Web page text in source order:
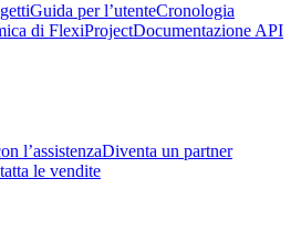
Guida per l’utenteCronologia
di FlexiProjectDocumentazione API
l’assistenzaDiventa un partner
le vendite